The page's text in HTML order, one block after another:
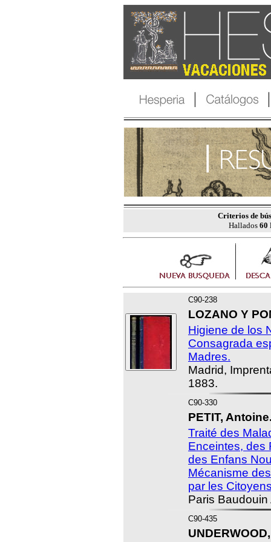
Criterios de
Hallados 60
C90-238
LOZANO Y
Higiene de los
Consagrada
Madres.
Madrid,
1883.
C90-330
PETIT,
Traité des
Enceintes, des
des Enfans
Mécanisme
par les
Paris
C90-435